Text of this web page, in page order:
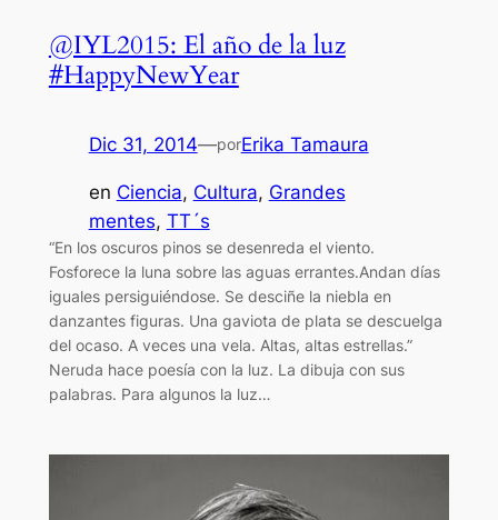
@IYL2015: El año de la luz
#HappyNewYear
Dic 31, 2014—porErika Tamaura
en Ciencia, Cultura, Grandes
mentes, TT´s
“En los oscuros pinos se desenreda el viento.
Fosforece la luna sobre las aguas errantes.Andan días
iguales persiguiéndose. Se desciñe la niebla en
danzantes figuras. Una gaviota de plata se descuelga
del ocaso. A veces una vela. Altas, altas estrellas.”
Neruda hace poesía con la luz. La dibuja con sus
palabras. Para algunos la luz…